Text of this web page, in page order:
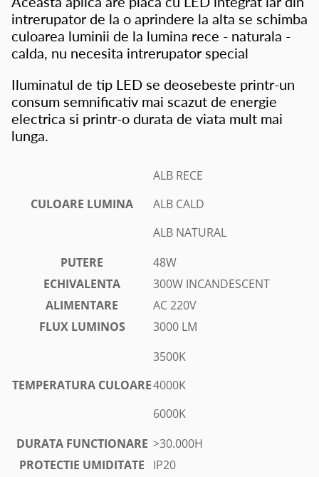
intrerupator de la o aprindere la alta se schimba
culoarea luminii de la lumina rece - naturala -
calda, nu necesita intrerupator special
Iluminatul de tip LED se deosebeste printr-un
consum semnificativ mai scazut de energie
electrica si printr-o durata de viata mult mai
lunga.
CULOARE LUMINA
ALB RECE
ALB CALD
ALB NATURAL
PUTERE
48W
ECHIVALENTA
300W INCANDESCENT
ALIMENTARE
AC 220V
FLUX LUMINOS
3000 LM
TEMPERATURA CULOARE
3500K
4000K
6000K
DURATA FUNCTIONARE >30.000H
PROTECTIE UMIDITATE
IP20